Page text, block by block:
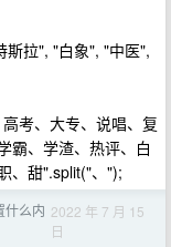
拉", "白象", "中医",
考、大专、说唱、复
霸、学渣、热评、白
、甜".split("、");
什么内 2022 年 7 月 15
日